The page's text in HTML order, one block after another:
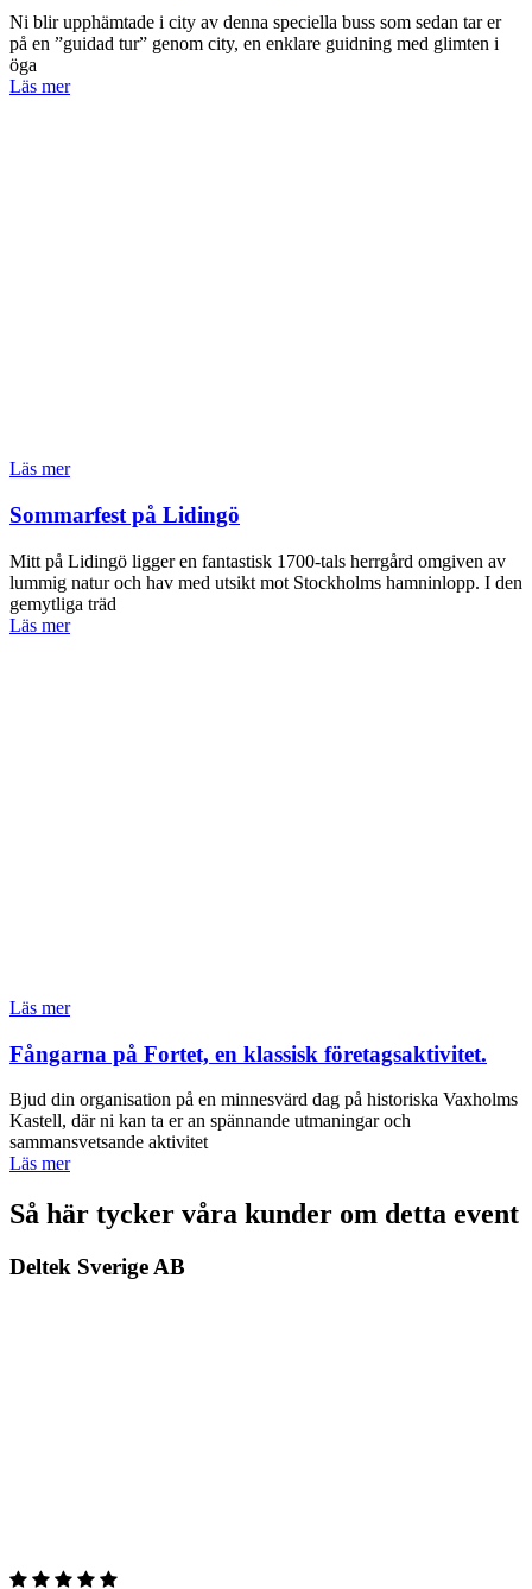
Ni blir upphämtade i city av denna speciella buss som sedan tar er
på en ”guidad tur” genom city, en enklare guidning med glimten i
öga
Läs mer
Läs mer
Sommarfest på Lidingö
Mitt på Lidingö ligger en fantastisk 1700-tals herrgård omgiven av
lummig natur och hav med utsikt mot Stockholms hamninlopp. I den
gemytliga träd
Läs mer
Läs mer
Fångarna på Fortet, en klassisk företagsaktivitet.
Bjud din organisation på en minnesvärd dag på historiska Vaxholms
Kastell, där ni kan ta er an spännande utmaningar och
sammansvetsande aktivitet
Läs mer
Så här tycker våra kunder om detta event
Deltek Sverige AB